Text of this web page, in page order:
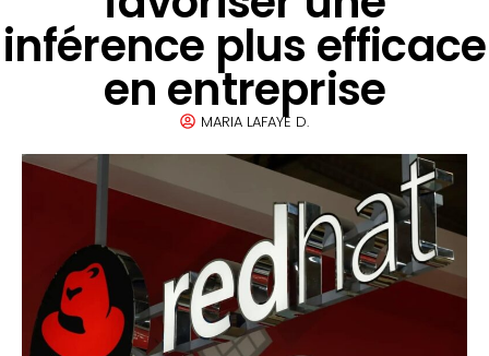
inférence plus efficace
en entreprise
MARIA LAFAYE D.